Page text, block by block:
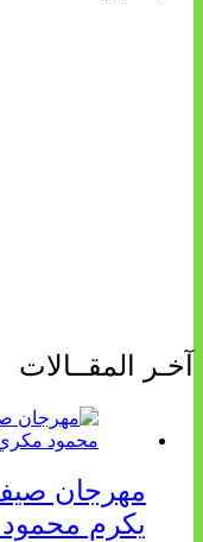
آخـر المقــالات
مهرجان صيف
يكرم